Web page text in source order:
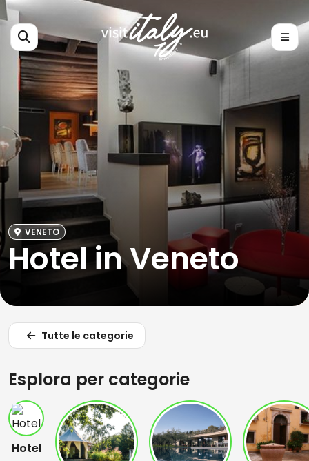
VENETO
Hotel in Veneto
Tutte le categorie
Esplora per categorie
Hotel